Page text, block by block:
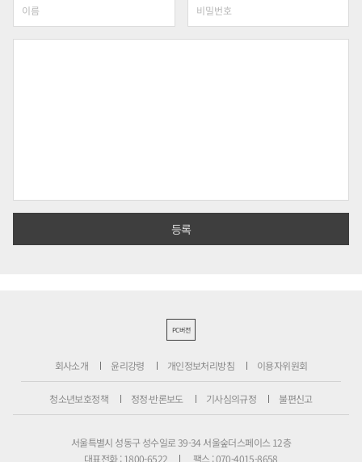
PC버전
회사소개 윤리강령 개인정보처리방침 이용자위원회
청소년보호정책 정정·반론보도 기사심의규정 불편신고
서울특별시 성동구 성수일로 39-34 서울숲더스페이스 12층
대표전화 : 1800-6522
팩스 : 070-4015-8658